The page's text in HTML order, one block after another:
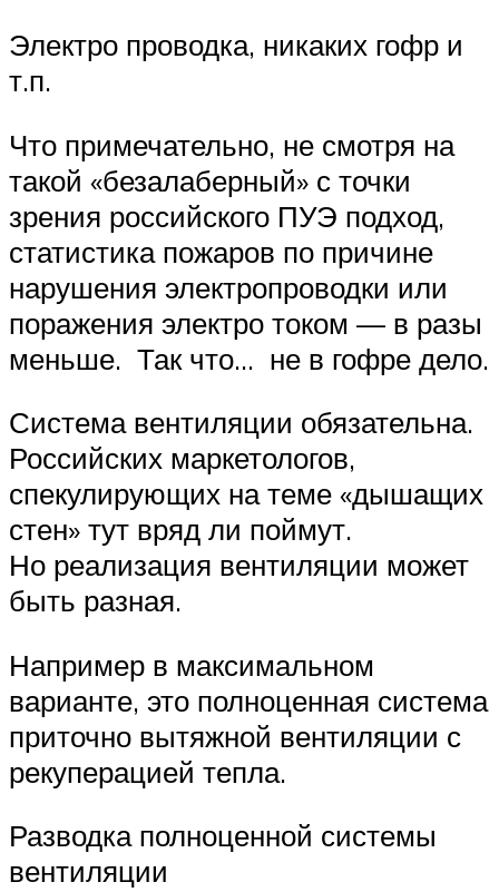
Электро проводка, никаких гофр и
т.п.
Что примечательно, не смотря на
такой «безалаберный» с точки
зрения российского ПУЭ подход,
статистика пожаров по причине
нарушения электропроводки или
поражения электро током — в разы
меньше. Так что… не в гофре дело.
Система вентиляции обязательна.
Российских маркетологов,
спекулирующих на теме «дышащих
стен» тут вряд ли поймут.
Но реализация вентиляции может
быть разная.
Например в максимальном
варианте, это полноценная система
приточно вытяжной вентиляции с
рекуперацией тепла.
Разводка полноценной системы
вентиляции